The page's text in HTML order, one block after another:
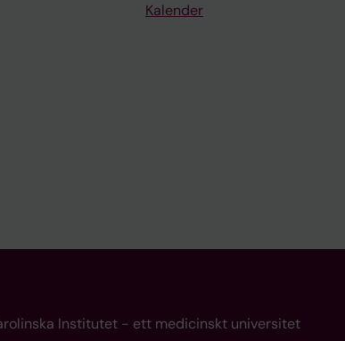
Kalender
Institutet - ett medicinskt universitet